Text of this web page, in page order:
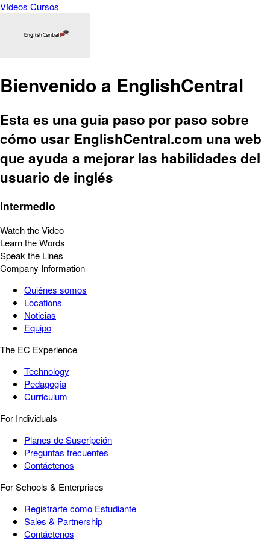
Vídeos Cursos
Bienvenido a EnglishCentral
Esta es una guia paso por paso sobre
cómo usar EnglishCentral.com una web
que ayuda a mejorar las habilidades del
usuario de inglés
Intermedio
Watch the Video
Learn the Words
Speak the Lines
Company Information
Quiénes somos
Locations
Noticias
Equipo
The EC Experience
Technology
Pedagogía
Curriculum
For Individuals
Planes de Suscripción
Preguntas frecuentes
Contáctenos
For Schools & Enterprises
Registrarte como Estudiante
Sales & Partnership
Contáctenos